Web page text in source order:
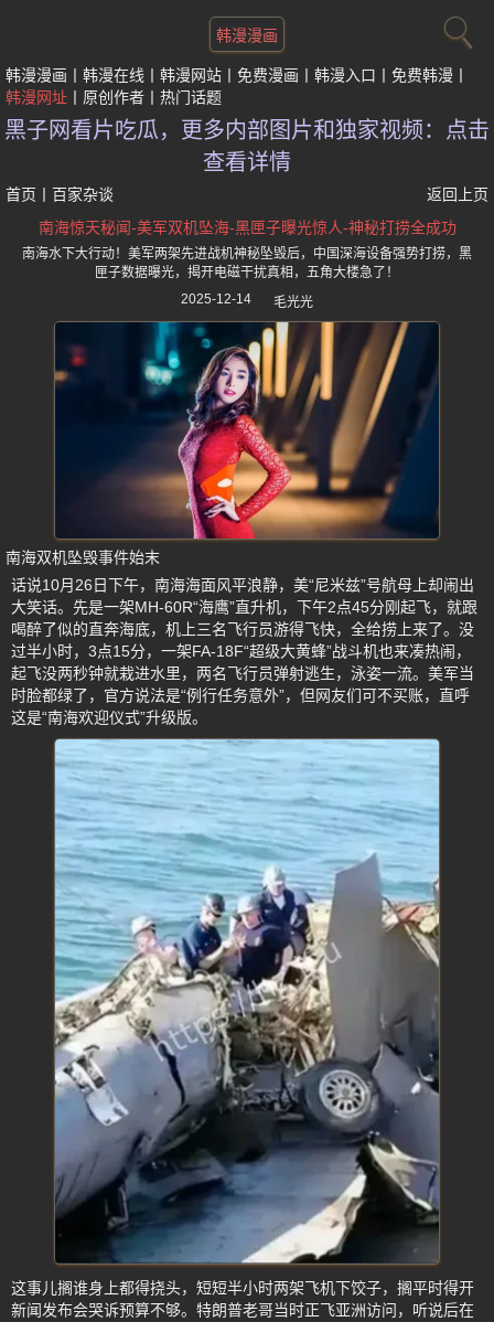
韩漫漫画
韩漫漫画 韩漫在线 韩漫网站 免费漫画 韩漫入口
免费韩漫
韩漫网址
原创作者 热门话题
黑子网看片吃瓜，更多内部图片和独家视频：点击
查看详情
首页 百家杂谈
返回上页
南海惊天秘闻-美军双机坠海-黑匣子曝光惊人-神秘打捞全成功
南海水下大行动！美军两架先进战机神秘坠毁后，中国深海设备强势打捞，黑
匣子数据曝光，揭开电磁干扰真相，五角大楼急了！
2025-12-14
毛光光
南海双机坠毁事件始末
话说10月26日下午，南海海面风平浪静，美“尼米兹”号航母上却闹出
大笑话。先是一架MH-60R“海鹰”直升机，下午2点45分刚起飞，就跟
喝醉了似的直奔海底，机上三名飞行员游得飞快，全给捞上来了。没
过半小时，3点15分，一架FA-18F“超级大黄蜂”战斗机也来凑热闹，
起飞没两秒钟就栽进水里，两名飞行员弹射逃生，泳姿一流。美军当
时脸都绿了，官方说法是“例行任务意外”，但网友们可不买账，直呼
这是“南海欢迎仪式”升级版。
这事儿搁谁身上都得挠头，短短半小时两架飞机下饺子，搁平时得开
新闻发布会哭诉预算不够。特朗普老哥当时正飞亚洲访问，听说后在